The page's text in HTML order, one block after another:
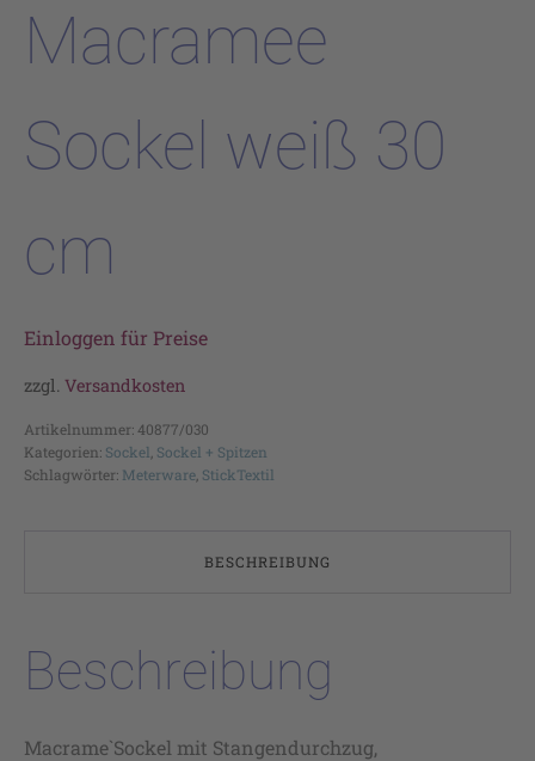
Macramee
Sockel weiß 30
cm
Einloggen für Preise
zzgl. Versandkosten
Artikelnummer:40877/030
Kategorien: Sockel Sockel + Spitzen
Schlagwörter: Meterware StickTextil
BESCHREIBUNG
Beschreibung
Macrame`Sockel mit Stangendurchzug,